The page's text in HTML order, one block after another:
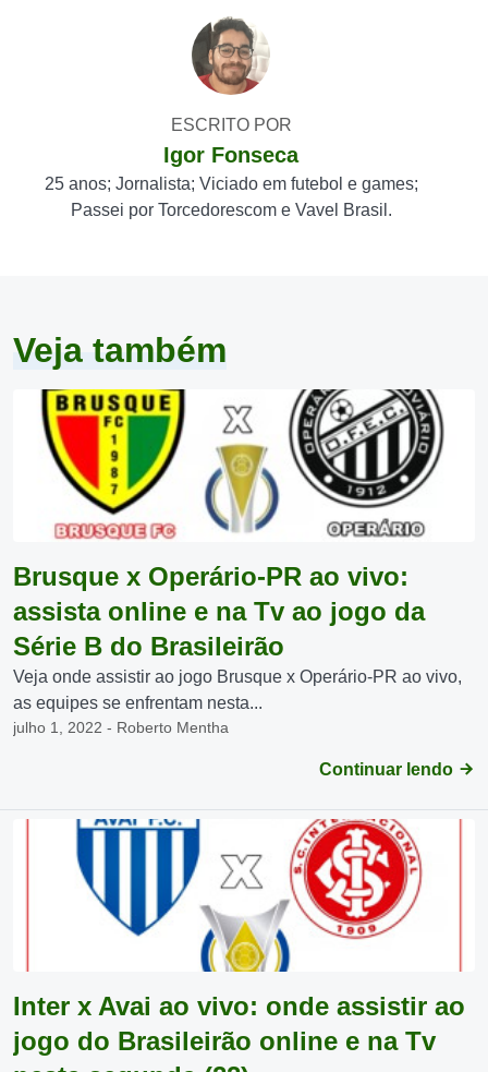
ESCRITO POR
Igor Fonseca
25 anos; Jornalista; Viciado em futebol e games;
Passei por Torcedorescom e Vavel Brasil.
Veja também
Brusque x Operário-PR ao vivo:
assista online e na Tv ao jogo da
Série B do Brasileirão
Veja onde assistir ao jogo Brusque x Operário-PR ao vivo,
as equipes se enfrentam nesta...
julho 1, 2022 - Roberto Mentha
Continuar lendo
Inter x Avai ao vivo: onde assistir ao
jogo do Brasileirão online e na Tv